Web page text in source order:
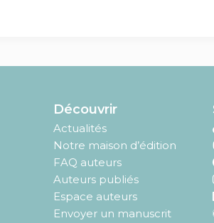
Découvrir
Actualités
Notre maison d’édition
FAQ auteurs
Auteurs publiés
Espace auteurs
Envoyer un manuscrit